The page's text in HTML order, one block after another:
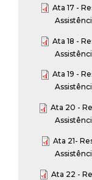
Ata 17 -
Ata 18 -
Ata 19 -
Ata 20 -
Ata 21-
Ata 22 -